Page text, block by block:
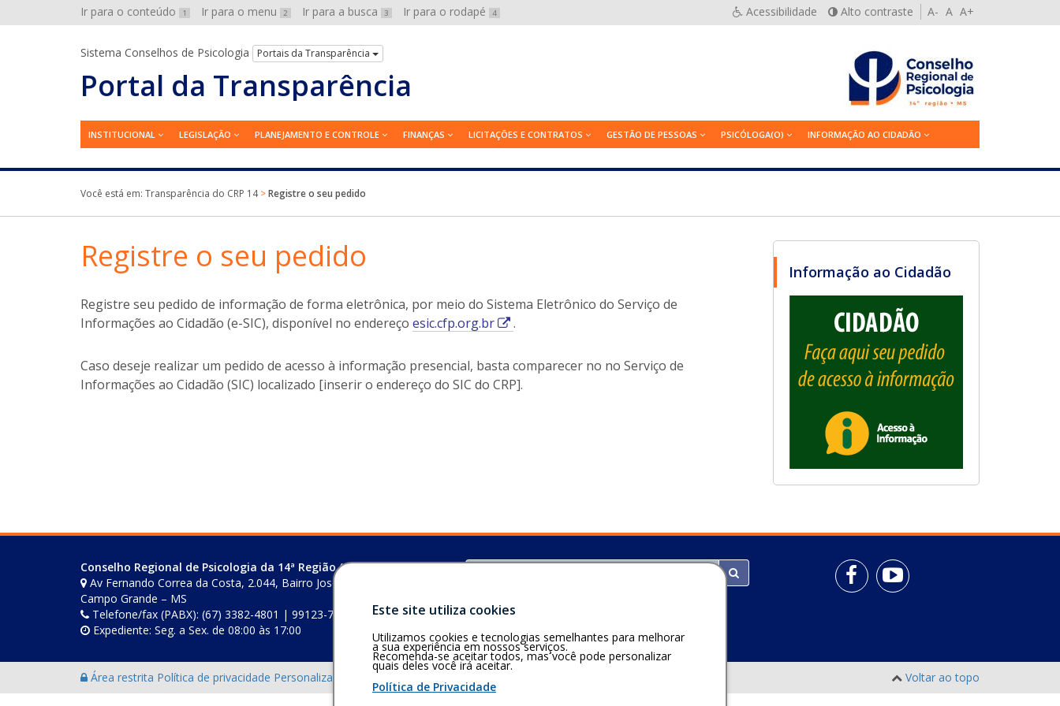
Ir para o conteúdo 1 Ir para o menu 2 Ir para a busca 3 Ir para o rodapé 4 Acessibilidade Alto contraste A- A A+
Sistema Conselhos de Psicologia Portais da Transparência
Portal da Transparência
INSTITUCIONAL LEGISLAÇÃO PLANEJAMENTO E CONTROLE FINANÇAS LICITAÇÕES E CONTRATOS GESTÃO DE PESSOAS PSICÓLOGA(O) INFORMAÇÃO AO CIDADÃO
Você está em: Transparência do CRP 14>Registre o seu pedido
Registre o seu pedido
Registre seu pedido de informação de forma eletrônica, por meio do Sistema Eletrônico do Serviço de
Informações ao Cidadão (e-SIC), disponível no endereço esic.cfp.org.br
E
s
e
i
á
m
m
a
.
Caso deseje realizar um pedido de acesso à informação presencial, basta comparecer no no Serviço de
Informações ao Cidadão (SIC) localizado [inserir o endereço do SIC do CRP].
Informação ao Cidadão
Conselho Regional de Psicologia da 14ª Região (MS)
Av Fernando Correa da Costa, 2.044, Bairro Joselito, 79.004-311,
Campo Grande – MS
Telefone/fax (PABX): (67) 3382-4801 | 99123-7759
Expediente: Seg. a Sex. de 08:00 às 17:00
Buscar
Área restrita Política de privacidade Personalização de cookies Voltar ao topo
Este site utiliza cookies
Utilizamos cookies e tecnologias semelhantes para melhorar
a sua experiência em nossos serviços.
Recomenda-se aceitar todos, mas você pode personalizar
quais deles você irá aceitar.
Política de Privacidade